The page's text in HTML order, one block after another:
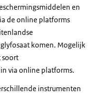
en
de online platforms
komen. Mogelijk
soort
via online platforms.
instrumenten